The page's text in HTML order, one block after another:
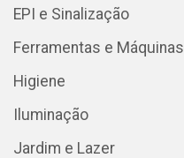
EPI e Sinalização
Ferramentas e Máquinas
Higiene
Iluminação
Jardim e Lazer